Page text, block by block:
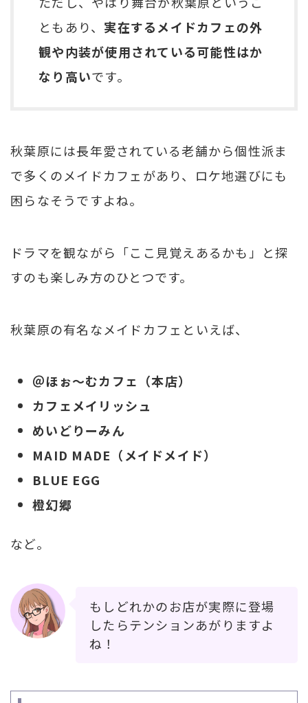
ともあり、 実在するメイドカフェの外
観や内装が使用されている可能性はか
なり高いです。
秋葉原には長年愛されている老舗から個性派ま
で多くのメイドカフェがあり、ロケ地選びにも
困らなそうですよね。
ドラマを観ながら「ここ見覚えあるかも」と探
すのも楽しみ方のひとつです。
秋葉原の有名なメイドカフェといえば、
＠ほぉ〜むカフェ（本店）
カフェメイリッシュ
めいどりーみん
MAID MADE（メイドメイド）
BLUE EGG
橙幻郷
など。
もしどれかのお店が実際に登場
したらテンションあがりますよ
ね！